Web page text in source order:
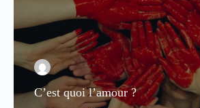
C’est quoi l’amour ?